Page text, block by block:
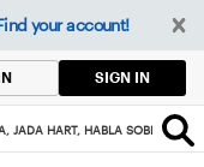
your account!
SIGN IN
JADA HART, HABLA SOBRE LA